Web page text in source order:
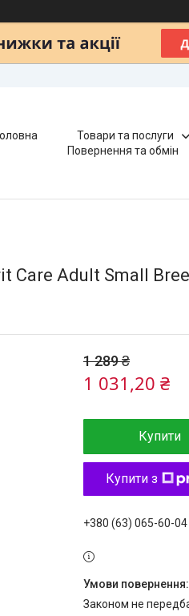
Товари та послуги
Повернення та обмін
Adult Small
1 289 ₴
1 031,20 ₴
Купити
Купити з
+380 (63) 065-60-04
Законом не